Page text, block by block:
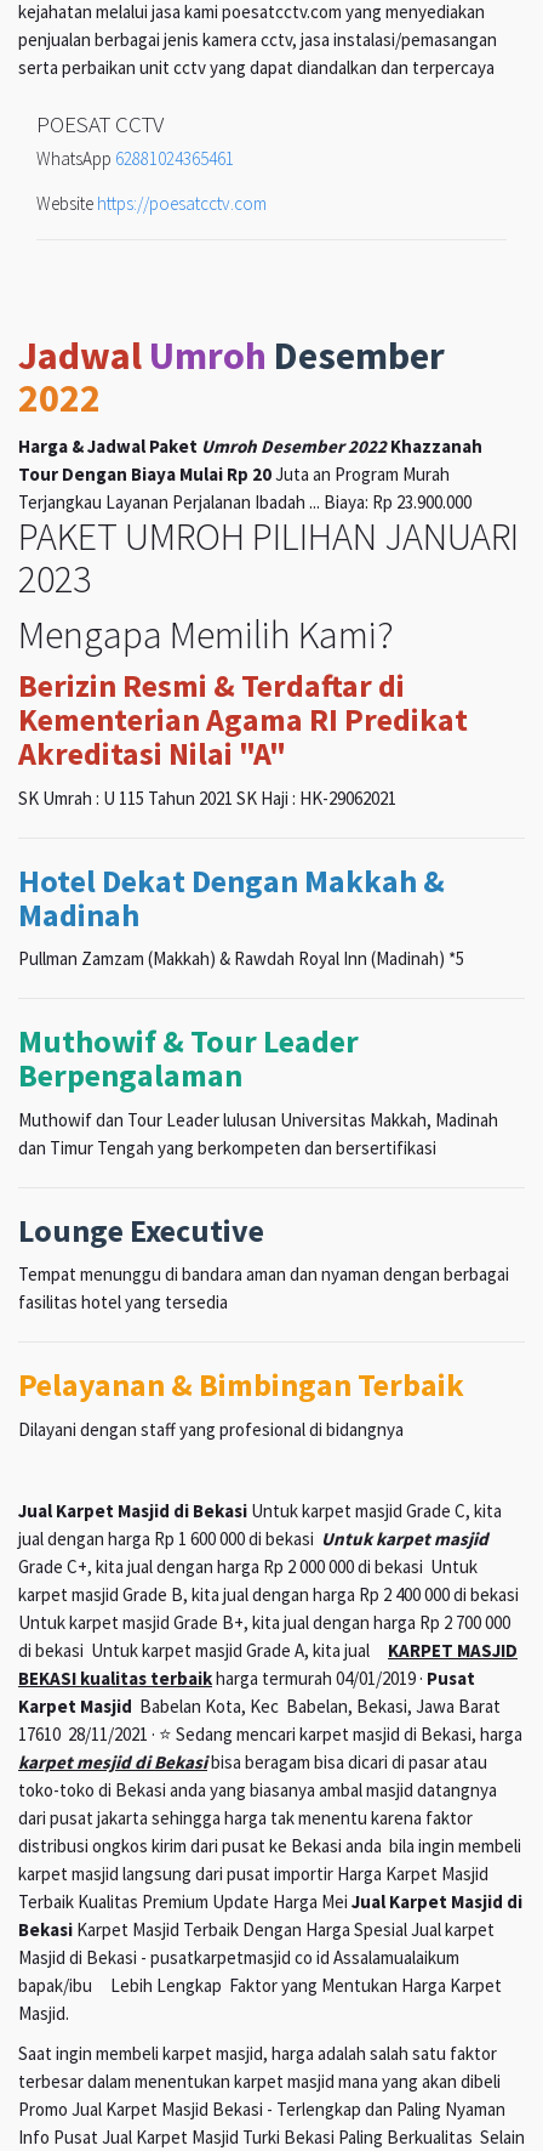
kejahatan melalui jasa kami poesatcctv.com yang menyediakan
penjualan berbagai jenis kamera cctv, jasa instalasi/pemasangan
serta perbaikan unit cctv yang dapat diandalkan dan terpercaya
POESAT CCTV
WhatsApp 62881024365461
Website https://poesatcctv.com
Jadwal Umroh Desember
2022
Harga & Jadwal Paket Umroh Desember 2022Khazzanah
Tour Dengan Biaya Mulai Rp 20Juta an Program Murah
Terjangkau Layanan Perjalanan Ibadah ... Biaya: Rp 23.900.000
PAKET UMROH PILIHAN JANUARI
2023
Mengapa Memilih Kami?
Berizin Resmi & Terdaftar di
Kementerian Agama RI Predikat
Akreditasi Nilai "A"
SK Umrah : U 115 Tahun 2021 SK Haji : HK-29062021
Hotel Dekat Dengan Makkah &
Madinah
Pullman Zamzam (Makkah) & Rawdah Royal Inn (Madinah) *5
Muthowif & Tour Leader
Berpengalaman
Muthowif dan Tour Leader lulusan Universitas Makkah, Madinah
dan Timur Tengah yang berkompeten dan bersertifikasi
Lounge Executive
Tempat menunggu di bandara aman dan nyaman dengan berbagai
fasilitas hotel yang tersedia
Pelayanan & Bimbingan Terbaik
Dilayani dengan staff yang profesional di bidangnya
Jual Karpet Masjid di Bekasi Untuk karpet masjid Grade C, kita
jual dengan harga Rp 1 600 000 di bekasi Untuk karpet masjid
Grade C+, kita jual dengan harga Rp 2 000 000 di bekasi Untuk
karpet masjid Grade B, kita jual dengan harga Rp 2 400 000 di bekasi
Untuk karpet masjid Grade B+, kita jual dengan harga Rp 2 700 000
di bekasi Untuk karpet masjid Grade A, kita jual KARPET MASJID
BEKASI kualitas terbaikharga termurah 04/01/2019 · Pusat
Karpet Masjid Babelan Kota, Kec Babelan, Bekasi, Jawa Barat
17610 28/11/2021 · ⭐ Sedang mencari karpet masjid di Bekasi, harga
karpet mesjid di Bekasibisa beragam bisa dicari di pasar atau
toko-toko di Bekasi anda yang biasanya ambal masjid datangnya
dari pusat jakarta sehingga harga tak menentu karena faktor
distribusi ongkos kirim dari pusat ke Bekasi anda bila ingin membeli
karpet masjid langsung dari pusat importir Harga Karpet Masjid
Terbaik Kualitas Premium Update Harga Mei Jual Karpet Masjid di
Bekasi Karpet Masjid Terbaik Dengan Harga Spesial Jual karpet
Masjid di Bekasi - pusatkarpetmasjid co id Assalamualaikum
bapak/ibu Lebih Lengkap Faktor yang Mentukan Harga Karpet
Masjid.
Saat ingin membeli karpet masjid, harga adalah salah satu faktor
terbesar dalam menentukan karpet masjid mana yang akan dibeli
Promo Jual Karpet Masjid Bekasi - Terlengkap dan Paling Nyaman
Info Pusat Jual Karpet Masjid Turki Bekasi Paling Berkualitas Selain